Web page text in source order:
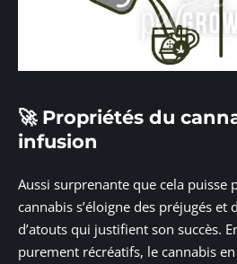
🚀 Propriétés du
infusion
Aussi surprenante que cela puisse
cannabis s’éloigne des préjugés et
d’atouts qui justifient son succès.
purement récréatifs, le cannabis